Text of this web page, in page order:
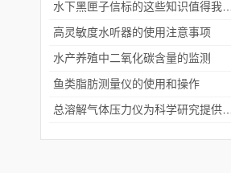
高灵敏度水听器的使用注意事项
水产养殖中二氧化碳含量的监测
鱼类脂肪测量仪的使用和操作